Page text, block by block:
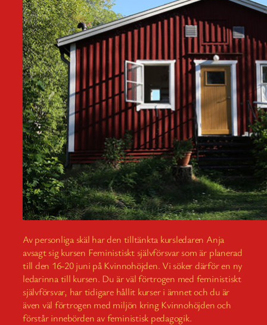
Av personliga skäl har den tilltänkta kursledaren Anja
avsagt sig kursen Feministiskt självförsvar som är planerad
till den 16-20 juni på Kvinnohöjden. Vi söker därför en ny
ledarinna till kursen. Du är väl förtrogen med feministiskt
självförsvar, har tidigare hållit kurser i ämnet och du är
även väl förtrogen med miljön kring Kvinnohöjden och
förstår innebörden av feministisk pedagogik.